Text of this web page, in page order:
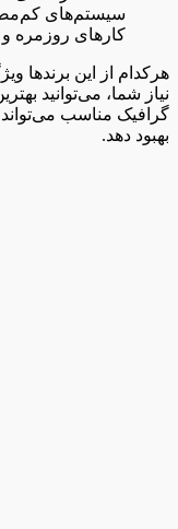
سیستم‌های
کارهای روزمره
هرکدام از این برندها
نیاز شما، می‌توانید
گرافیک مناسب
بهبود دهد.